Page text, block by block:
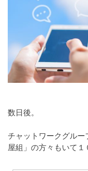
数日後。
チャットワークグル
屋組」の方々もいて１